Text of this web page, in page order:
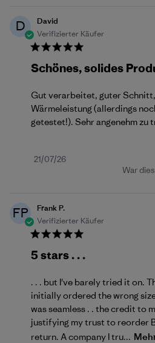
D
David
Verifizierter Käufer
Schönes, solides
Gut verarbeitet, guter
Wärmeleistung (allerdings
getestet!). Sehr angenehm zu
Veröffentlichungsdatum
21/07/26
War
FP
Frank P.
Verifizierter Käufer
5 stars . . .
. . . but I've barely tried it on.
initially ordered the wrong
was seamless . . the credit to
justifying my trust to reorder
return. A company I tru...